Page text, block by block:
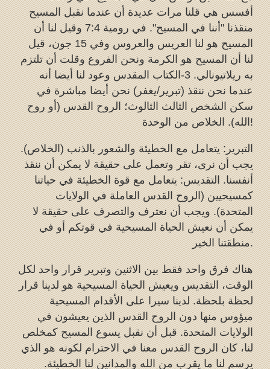
أفسس هي قلنا مرات عديدة أن عندما نقبل المسيح
منقذنا "أننا في المسيح". في رومية 7:4 وقيل لنا أن
المسيح هو لنا العريس والعروس وفي 15 جون، قيل
لنا أن المسيح هو الكرمة ونحن الفروع وقلت أن تلتزم
به ريلاتيونالي. 3-الكتاب المقدس وعود لنا أيضا أنه
عندما نحن ننقذ (تبرير/يغفر) نحن أيضا مباشرة في
سكن الشخص الثالث الثالوث؛ الروح القدس (أو روح
الله). الخلاص من الوحدة!
التبرير: يتعامل مع الخطيئة والشعور بالذنب (الخلاص).
يجب أن نرى، تقر وتعمل على حقيقة لا يمكن أن ننقذ
أنفسنا. التقديس: يتعامل مع قوة الخطيئة في حياتنا
كمسيحيين (الروح القدس العاملة في الولايات
المتحدة). ويجب أن نعترف والتصرف على حقيقة لا
يمكن أن نعيش الحياة المسيحية في قوتكم أو في
منطقتنا الخير.
هناك فرق واحد فقط بين الاثنين وتبرير قرار واحد لكل
الوقت، التقديس ويعيش الحياة المسيحية هو لدينا قرار
لحظة بلحظة. لدينا سيرا على الأقدام المسيحية
ميؤوس منها دون الروح القدس الذين يعيشون في
الولايات المتحدة. قبل أن نقبل يسوع المسيح كمخلص
لنا، كان الروح القدس معنا في الاحترام لكونه هو الذي
يرسم لنا ما يقرب من الله والمدانين لنا الخطيئة.